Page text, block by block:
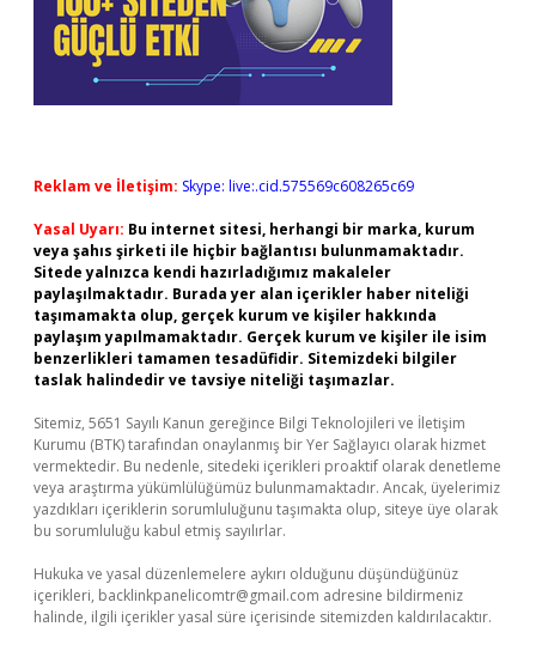
Reklam ve İletişim: Skype: live:.cid.575569c608265c69
Yasal Uyarı: Bu internet sitesi, herhangi bir marka, kurum
veya şahıs şirketi ile hiçbir bağlantısı bulunmamaktadır.
Sitede yalnızca kendi hazırladığımız makaleler
paylaşılmaktadır. Burada yer alan içerikler haber niteliği
taşımamakta olup, gerçek kurum ve kişiler hakkında
paylaşım yapılmamaktadır. Gerçek kurum ve kişiler ile isim
benzerlikleri tamamen tesadüfidir. Sitemizdeki bilgiler
taslak halindedir ve tavsiye niteliği taşımazlar.
Sitemiz, 5651 Sayılı Kanun gereğince Bilgi Teknolojileri ve İletişim
Kurumu (BTK) tarafından onaylanmış bir Yer Sağlayıcı olarak hizmet
vermektedir. Bu nedenle, sitedeki içerikleri proaktif olarak denetleme
veya araştırma yükümlülüğümüz bulunmamaktadır. Ancak, üyelerimiz
yazdıkları içeriklerin sorumluluğunu taşımakta olup, siteye üye olarak
bu sorumluluğu kabul etmiş sayılırlar.
Hukuka ve yasal düzenlemelere aykırı olduğunu düşündüğünüz
içerikleri, backlinkpanelicomtr@gmail.com adresine bildirmeniz
halinde, ilgili içerikler yasal süre içerisinde sitemizden kaldırılacaktır.